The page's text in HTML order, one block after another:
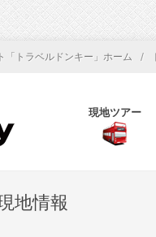
「トラベルドンキー」ホーム /
現地ツアー
地情報